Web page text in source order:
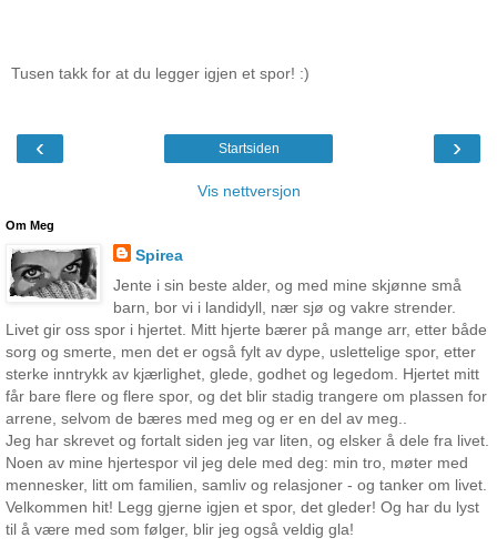
Tusen takk for at du legger igjen et spor! :)
‹ ›
Startsiden
Vis nettversjon
Om Meg
Spirea
Jente i sin beste alder, og med mine skjønne små
barn, bor vi i landidyll, nær sjø og vakre strender.
Livet gir oss spor i hjertet. Mitt hjerte bærer på mange arr, etter både
sorg og smerte, men det er også fylt av dype, uslettelige spor, etter
sterke inntrykk av kjærlighet, glede, godhet og legedom. Hjertet mitt
får bare flere og flere spor, og det blir stadig trangere om plassen for
arrene, selvom de bæres med meg og er en del av meg..
Jeg har skrevet og fortalt siden jeg var liten, og elsker å dele fra livet.
Noen av mine hjertespor vil jeg dele med deg: min tro, møter med
mennesker, litt om familien, samliv og relasjoner - og tanker om livet.
Velkommen hit! Legg gjerne igjen et spor, det gleder! Og har du lyst
til å være med som følger, blir jeg også veldig gla!